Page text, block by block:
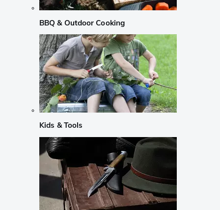
BBQ & Outdoor Cooking
Kids & Tools